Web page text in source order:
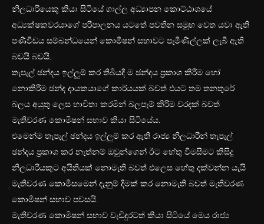
නිලධාරියෙකු කියා සිටියේ ගාල්ල අධ්‍යාපන කොට්ඨාශයේ
අධ්‍යක්ෂකවරයාගේ පරිපාලනය යටතේ පවතින සමූහ වෙත යවා ඇති
පණිවිඩය සම්බන්ධයෙන් කොමිෂන් සභාවට පැමිණිල්ලක් ලැබී ඇති
බවයි බවයි.
තැපැල් ඡන්දය ඉල්ලුම් කර තිබියදී ම ඡන්දය ප්‍රකාශ කිරීම හෝ
නොකිරීම ඡන්ද දායකයාගේ කාර්යයක් බවත් එයට තම තනතුරේ
බලය අයුතු ලෙස භාවිතා කරමින් බලපෑම් කිරීම වරදක් බවත්
මැතිවරණ කොමිෂන් සභාව කියා සිටියේය.
එමෙන්ම තැපැල් ඡන්දය ඉල්ලුම් කර ඇති රාජ්‍ය නිලධාරීන් තැපැල්
ඡන්දය ප්‍රකාශ කර නැත්නම් ඔවුන්ගෙන් ඊට හේතු විමසීමට කිසිදු
නිලධාරියකුට අයිතියක් නොමැති බවත් එලෙස හේතු දක්වන්න යැයි
මැතිවරණ කොමිසමෙන් දැනුම් දීමක් කර නොමැති බවත් මැතිවරණ
කොමිෂන් සභාව පවසයි.
මැතිවරණ කොමිෂන් සභාව වැඩිදුරටත් කියා සිටියේ මෙය රාජ්‍ය